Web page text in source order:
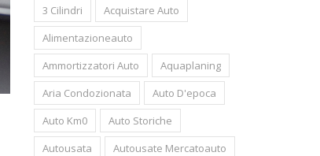
3 Cilindri
Acquistare Auto
Alimentazioneauto
Ammortizzatori Auto
Aquaplaning
Aria Condozionata
Auto D'epoca
Auto Km0
Auto Storiche
Autousata
Autousate Mercatoauto